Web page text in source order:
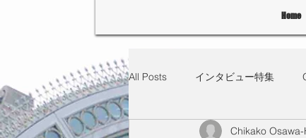
Home
All Posts インタビュー特集
"Hello' from Tokyo 連載
Chikako